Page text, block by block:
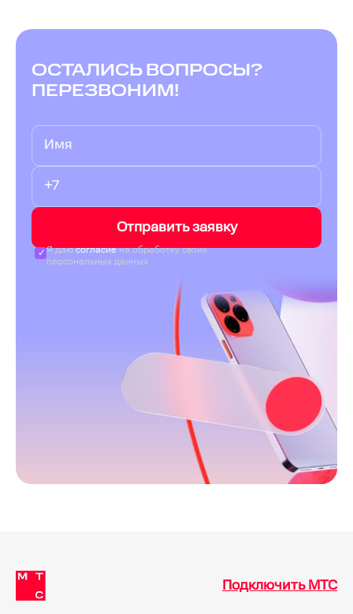
ОСТАЛИСЬ ВОПРОСЫ?
ПЕРЕЗВОНИМ!
Отправить заявку
Я даюсогласиена обработку своих
персональных данных
Подключить МТС